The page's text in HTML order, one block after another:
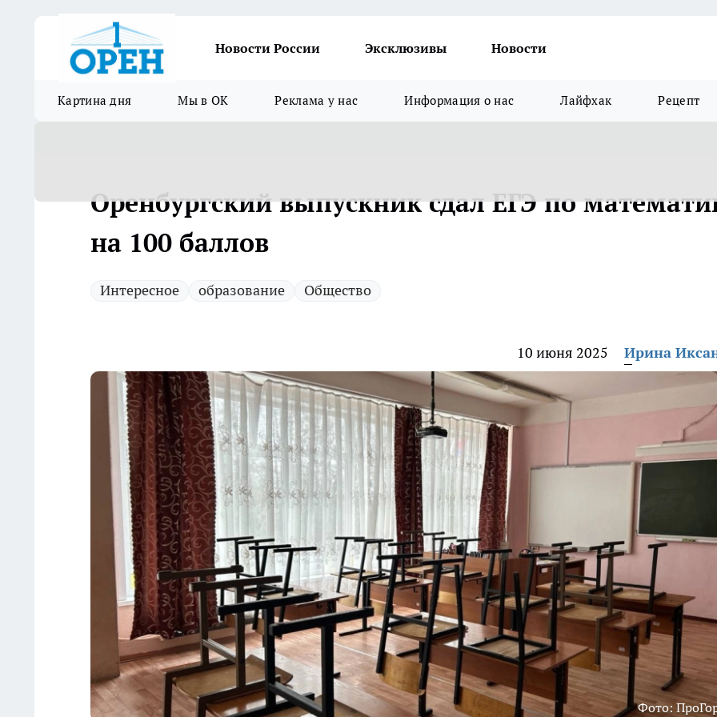
Новости России Эксклюзивы Новости
Картина дня Мы в ОК Реклама у нас Информация о нас Лайфхак Рецепт
Оренбургский выпускник сдал ЕГЭ по
на 100 баллов
Интересное образование Общество
10 июня 2025 Ирина
Фото: